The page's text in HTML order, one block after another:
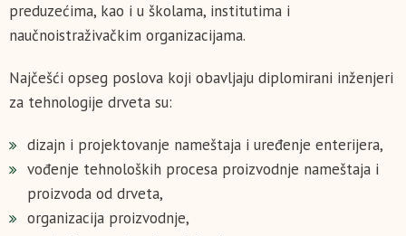
preduzećima, kao i u školama, institutima i
naučnoistraživačkim organizacijama.
Najčešći opseg poslova koji obavljaju diplomirani inženjeri
za tehnologije drveta su:
dizajn i projektovanje nameštaja i uređenje enterijera,
vođenje tehnoloških procesa proizvodnje nameštaja i
proizvoda od drveta,
organizacija proizvodnje,